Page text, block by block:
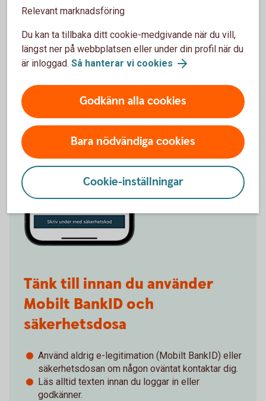
Tänk till innan du använder
Mobilt BankID och
säkerhetsdosa
Använd aldrig e-legitimation (Mobilt BankID) eller
säkerhetsdosan om någon oväntat kontaktar dig.
Läs alltid texten innan du loggar in eller
godkänner.
Relevant marknadsföring
Du kan ta tillbaka ditt cookie-medgivande när du vill,
längst ner på webbplatsen eller under din profil när du
är inloggad. Så hanterar vi cookies
Godkänn alla cookies
Bara nödvändiga cookies
Cookie-inställningar